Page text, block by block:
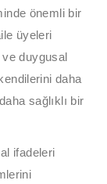
önemli bir
üyeleri
ve duygusal
daha
sağlıklı bir
ifadeleri